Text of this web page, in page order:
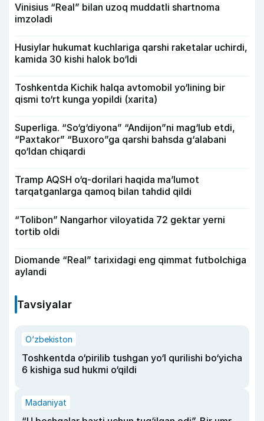
Vinisius “Real” bilan uzoq muddatli shartnoma
imzoladi
Husiylar hukumat kuchlariga qarshi raketalar uchirdi,
kamida 30 kishi halok bo‘ldi
Toshkentda Kichik halqa avtomobil yo‘lining bir
qismi to‘rt kunga yopildi (xarita)
Superliga. “So‘g‘diyona” “Andijon”ni mag‘lub etdi,
“Paxtakor” “Buxoro”ga qarshi bahsda g‘alabani
qo‘ldan chiqardi
Tramp AQSH o‘q-dorilari haqida ma’lumot
tarqatganlarga qamoq bilan tahdid qildi
“Tolibon” Nangarhor viloyatida 72 gektar yerni
tortib oldi
Diomande “Real” tarixidagi eng qimmat futbolchiga
aylandi
Tavsiyalar
O‘zbekiston
Toshkentda o‘pirilib tushgan yo‘l qurilishi bo‘yicha
6 kishiga sud hukmi o‘qildi
Madaniyat